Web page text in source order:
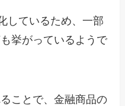
しているため、一部
挙がっているようで
ことで、金融商品の